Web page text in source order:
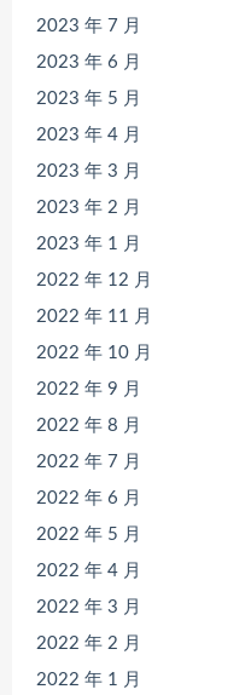
2023 年 7 月
2023 年 6 月
2023 年 5 月
2023 年 4 月
2023 年 3 月
2023 年 2 月
2023 年 1 月
2022 年 12 月
2022 年 11 月
2022 年 10 月
2022 年 9 月
2022 年 8 月
2022 年 7 月
2022 年 6 月
2022 年 5 月
2022 年 4 月
2022 年 3 月
2022 年 2 月
2022 年 1 月